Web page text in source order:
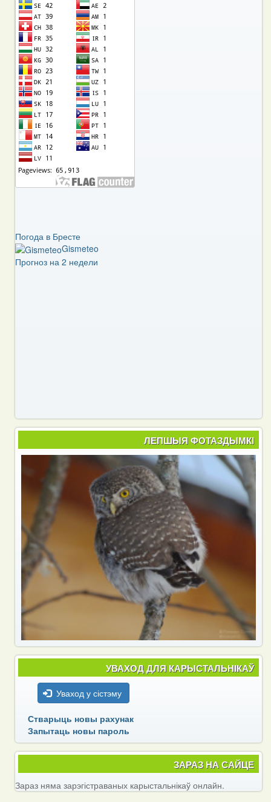
Погода в Бресте
Gismeteo
Прогноз на 2 недели
ЛЕПШЫЯ ФОТАЗДЫМКІ
УВАХОД ДЛЯ КАРЫСТАЛЬНІКАЎ
Уваход у сістэму
Стварыць новы рахунак
Запытаць новы пароль
ЗАРАЗ НА САЙЦЕ
Зараз няма зарэгістраваных карыстальнікаў онлайн.